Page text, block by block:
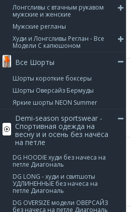
Лонгсливы с втачным рукавом
мужские и женские
Мужские регланы
Худи и Лонгсливы Реглан - Все
Модели С капюшоном
Все Шорты
Шорты короткие боксеры
Шорты Оверсайз Бермуды
Яркие шорты NEON Summer
Demi-season sportswear -
Спортивная одежда на
весну и и осень без начёса
на петле
DG HOODIE худи без начеса на
петле Диагональ
DG LONG - худи и свитшоты
УДЛИНЕННЫЕ без начеса на
петле Диагональ
DG OVERSIZE модели ОВЕРСАЙЗ
без начеса на петле Диагональ